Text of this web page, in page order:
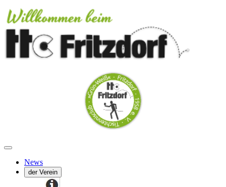
News
der Verein